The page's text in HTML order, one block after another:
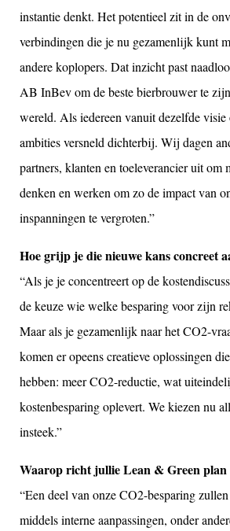
instantie denkt. Het potentieel zit in de
verbindingen die je nu gezamenlijk kunt
andere koplopers. Dat inzicht past
AB InBev om de beste bierbrouwer te
wereld. Als iedereen vanuit dezelfde visie
ambities versneld dichterbij. Wij dagen
partners, klanten en toeleverancier uit om
denken en werken om zo de impact van
inspanningen te vergroten.”
Hoe grijp je die nieuwe kans concreet
“Als je je concentreert op de
de keuze wie welke besparing voor zijn
Maar als je gezamenlijk naar het CO2-
komen er opeens creatieve oplossingen
hebben: meer CO2-reductie, wat
kostenbesparing oplevert. We kiezen nu
insteek.”
Waarop richt jullie Lean & Green plan
“Een deel van onze CO2-besparing
middels interne aanpassingen, onder